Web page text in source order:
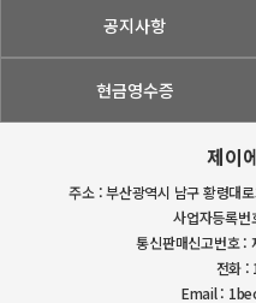
공지사항
현금영수증
제이
주소 : 부산광역시 남구 황령대
사업자등록
통신판매신고번호
전화
Email :